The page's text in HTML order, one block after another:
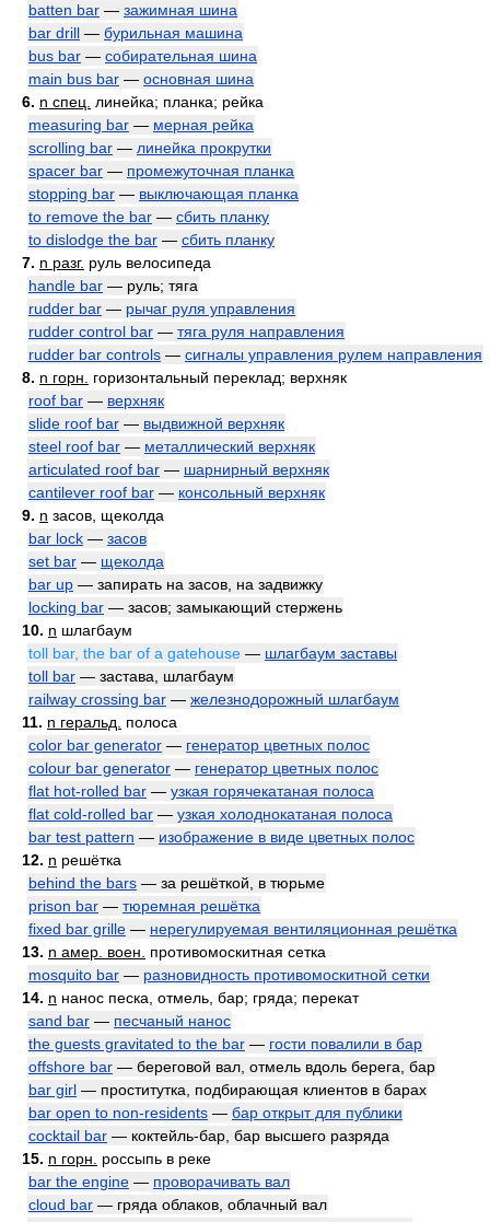
batten bar — зажимная шина
bar drill — бурильная машина
bus bar — собирательная шина
main bus bar — основная шина
6. n спец.
линейка; планка; рейка
measuring bar — мерная рейка
scrolling bar — линейка прокрутки
spacer bar — промежуточная планка
stopping bar — выключающая планка
to remove the bar — сбить планку
to dislodge the bar — сбить планку
7. n разг. руль велосипеда
handle bar — руль; тяга
rudder bar — рычаг руля управления
rudder control bar — тяга руля направления
rudder bar controls — сигналы управления рулем направления
8. n горн.
горизонтальный переклад; верхняк
roof bar — верхняк
slide roof bar — выдвижной верхняк
steel roof bar — металлический верхняк
articulated roof bar — шарнирный верхняк
cantilever roof bar — консольный верхняк
9. n засов, щеколда
bar lock — засов
set bar — щеколда
bar up — запирать на засов, на задвижку
locking bar — засов; замыкающий стержень
10. n шлагбаум
toll bar, the bar of a gatehouse — шлагбаум заставы
toll bar — застава, шлагбаум
railway crossing bar — железнодорожный шлагбаум
11. n геральд.
полоса
color bar generator — генератор цветных полос
colour bar generator — генератор цветных полос
flat hot-rolled bar — узкая горячекатаная полоса
flat cold-rolled bar — узкая холоднокатаная полоса
bar test pattern — изображение в виде цветных полос
12. n решётка
behind the bars — за решёткой, в тюрьме
prison bar — тюремная решётка
fixed bar grille — нерегулируемая вентиляционная решётка
13. n амер. воен.
противомоскитная сетка
mosquito bar — разновидность противомоскитной сетки
14. n нанос песка, отмель, бар; гряда; перекат
sand bar — песчаный нанос
the guests gravitated to the bar — гости повалили в бар
offshore bar — береговой вал, отмель вдоль берега, бар
bar girl — проститутка, подбирающая клиентов в барах
bar open to non-residents — бар открыт для публики
cocktail bar — коктейль-бар, бар высшего разряда
15. n горн.
россыпь в реке
bar the engine — проворачивать вал
cloud bar — гряда облаков, облачный вал